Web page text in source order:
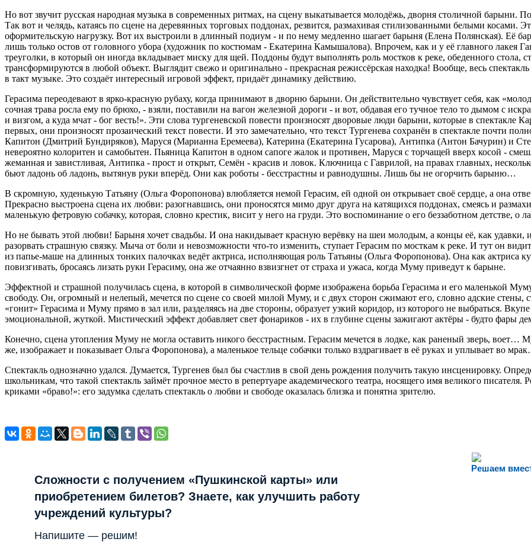
Но вот звучит русская народная музыка в современных ритмах, на сцену выкатывается молодёжь, дворня столичной барыни.
Так вот и челядь, катаясь по сцене на деревянных торговых поддонах, резвится, размахивая стилизованными белыми косами.
оформительскую нагрузку. Вот их выстроили в длинный подиум - и по нему медленно шагает барыня (Елена Полянская). Её
лишь только остов от головного убора (художник по костюмам - Екатерина Камышалова). Впрочем, как и у её главного лакея
треуголки, в который он иногда вкладывает миску для щей. Поддоны будут выполнять роль мостков к реке, обеденного стола,
трансформируются в любой объект. Выглядит свежо и оригинально - прекрасная режиссёрская находка! Вообще, весь
в такт музыке. Это создаёт интересный игровой эффект, придаёт динамику действию.
Герасима переодевают в ярко-красную рубаху, когда принимают в дворню барыни. Он действительно чувствует себя, как
сочная трава росла ему по брюхо, - взяли, поставили на вагон железной дороги - и вот, обдавая его тучное тело то дымом с
и визгом, а куда мчат - бог весть!». Эти слова тургеневской повести произносят дворовые люди барыни, которые в спектакле
первых, они произносят прозаический текст повести. И это замечательно, что текст Тургенева сохранён в спектакле почти
Капитон (Дмитрий Бундиряков), Маруся (Марианна Еремеева), Катерина (Екатерина Гусарова), Антипка (Антон Бачурин) и
невероятно колоритен и самобытен. Пьяница Капитон в одном сапоге жалок и противен, Маруся с торчащей вверх косой -
жеманная и завистливая, Антипка - прост и открыт, Семён - красив и ловок. Ключница с Гаврилой, на правах главных,
бьют ладонь об ладонь, вытянув руки вперёд. Они как роботы - бесстрастны и равнодушны. Лишь бы не огорчить барыню…
В скромную, худенькую Татьяну (Ольга Форопонова) влюбляется немой Герасим, ей одной он открывает своё сердце, а она
Прекрасно выстроена сцена их любви: разогнавшись, они проносятся мимо друг друга на катящихся поддонах, смеясь и
маленькую фетровую собачку, которая, словно крестик, висит у него на груди. Это воспоминание о его беззаботном детстве, о
Но не бывать этой любви! Барыня хочет свадьбы. И она накидывает красную верёвку на шеи молодым, а концы её, как удавки,
разорвать страшную связку. Мыча от боли и невозможности что-то изменить, ступает Герасим по мосткам к реке. И тут он
из папье-маше на длинных тонких палочках ведёт актриса, исполняющая роль Татьяны (Ольга Форопонова). Она как актриса
повизгивать, бросаясь лизать руки Герасиму, она же отчаянно взвизгнет от страха и ужаса, когда Муму приведут к барыне.
Эффектной и страшной получилась сцена, в которой в символической форме изображена борьба Герасима и его маленькой
свободу. Он, огромный и нелепый, мечется по сцене со своей милой Муму, и с двух сторон сжимают его, словно адские стены,
«гонит» Герасима и Муму прямо в зал или, разделяясь на две стороны, образует узкий коридор, из которого не выбраться.
эмоциональной, жуткой. Мистический эффект добавляет свет фонариков - их в глубине сцены зажигают актёры - будто фары
Конечно, сцена утопления Муму не могла оставить никого бесстрастным. Герасим мечется в лодке, как раненый зверь, воет…
же, изображает и показывает Ольга Форопонова), а маленькое тельце собачки только вздрагивает в её руках и уплывает во
Спектакль однозначно удался. Думается, Тургенев был бы счастлив в свой день рождения получить такую инсценировку.
школьникам, что такой спектакль займёт прочное место в репертуаре академического театра, носящего имя великого
криками «браво!»: его задумка сделать спектакль о любви и свободе оказалась близка и понятна зрителю.
Решаем
Сложности с получением «Пушкинской карты» или
приобретением билетов? Знаете, как улучшить работу
учреждений культуры?
Напишите — решим!